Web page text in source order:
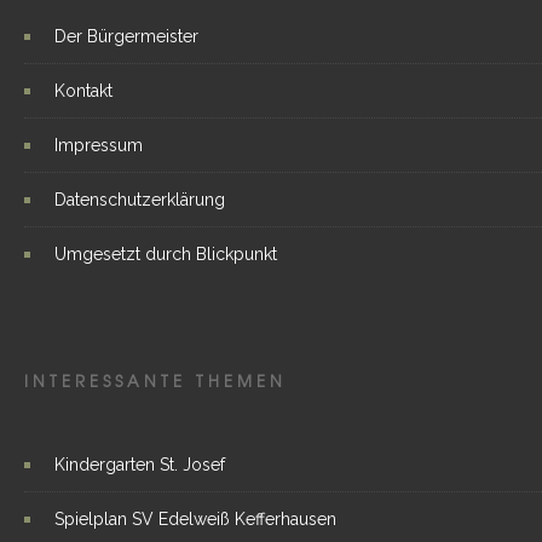
Der Bürgermeister
Kontakt
Impressum
Datenschutzerklärung
Umgesetzt durch Blickpunkt
INTERESSANTE THEMEN
Kindergarten St. Josef
Spielplan SV Edelweiß Kefferhausen